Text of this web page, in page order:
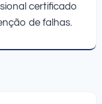
certificado
de falhas.